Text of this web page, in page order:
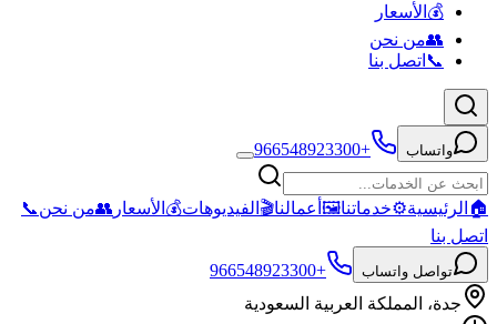
💰 الأسعار
👥من نحن
📞 اتصل بنا
واتساب +966548923300
🏠 الرئيسية⚙️خدماتنا🖼️ أعمالنا🎬 الفيديوهات💰 الأسعار 👥من نحن📞
اتصل بنا
تواصل واتساب
+966548923300
جدة، المملكة العربية السعودية